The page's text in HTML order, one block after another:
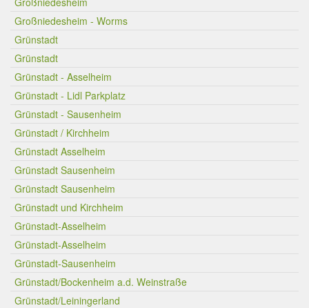
Großniedesheim - Worms
Grünstadt
Grünstadt
Grünstadt - Asselheim
Grünstadt - Lidl Parkplatz
Grünstadt - Sausenheim
Grünstadt / Kirchheim
Grünstadt Asselheim
Grünstadt Sausenheim
Grünstadt Sausenheim
Grünstadt und Kirchheim
Grünstadt-Asselheim
Grünstadt-Asselheim
Grünstadt-Sausenheim
Grünstadt/Bockenheim a.d. Weinstraße
Grünstadt/Leiningerland